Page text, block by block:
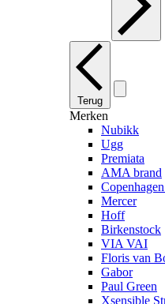
Terug
Merken
Nubikk
Ugg
Premiata
AMA brand
Mercer
Hoff
Birkenstock
VIA VAI
Floris van
Gabor
Paul Green
Xsensible